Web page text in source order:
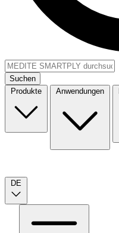
Suchen
Produkte
Anwendungen
DE